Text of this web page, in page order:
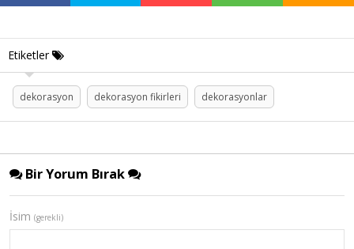
Etiketler
dekorasyon dekorasyon fikirleri dekorasyonlar
Bir Yorum Bırak
İsim (gerekli)